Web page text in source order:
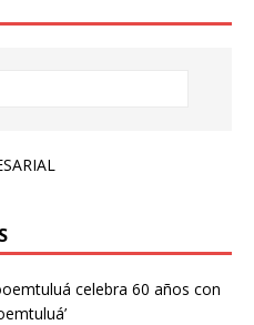
celebra 60 años con